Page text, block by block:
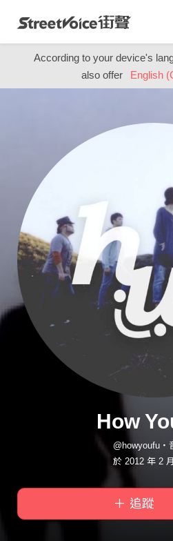
According to your device's
also offer
English
How
@howyoufu・
於 2012 年 2
＋ 追蹤